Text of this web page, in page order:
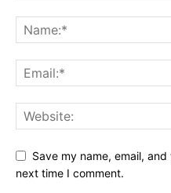
Save my name, email,
next time I comment.